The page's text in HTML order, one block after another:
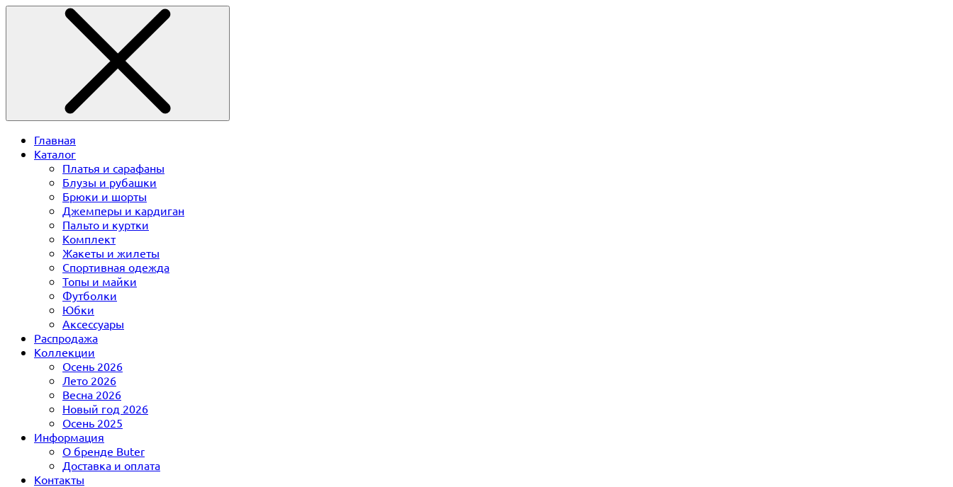
Главная
Каталог
Платья и сарафаны
Блузы и рубашки
Брюки и шорты
Джемперы и кардиган
Пальто и куртки
Комплект
Жакеты и жилеты
Спортивная одежда
Топы и майки
Футболки
Юбки
Аксессуары
Распродажа
Коллекции
Осень 2026
Лето 2026
Весна 2026
Новый год 2026
Осень 2025
Информация
О бренде Buter
Доставка и оплата
Контакты